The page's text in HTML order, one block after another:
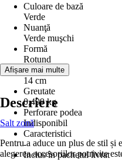
Culoare de bază
Verde
Nuanţă
Verde muşchi
Formă
Rotund
Diametru
14 cm
Greutate
0,499 kg
Perforare podea
Indisponibil
Caracteristici
-
Inclus în pachetul livrat
Afișare mai multe
Descriere
Salt zonă
Pentru a aduce un plus de stil și
alegerea accesoriilor potrivite